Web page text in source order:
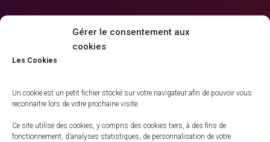
Gérer le consentement aux
cookies
Les Cookies
Un cookie est un petit fichier stocké sur votre navigateur afin de pouvoir vous
reconnaitre lors de votre prochaine visite.
Ce site utilise des cookies, y compris des cookies tiers, à des fins de
fonctionnement, d’analyses statistiques, de personnalisation de votre
Taille :150 × 150 |300 × 214 | 360 × 240 | 700 × 500